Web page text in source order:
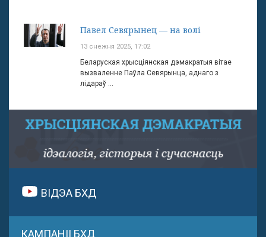
Павел Севярынец — на волі
13 снежня 2025, 17:02
Беларуская хрысціянская дэмакратыя вітае
вызваленне Паўла Севярынца, аднаго з
лідараў ...
ВІДЭА БХД
КАМПАНІІ БХД